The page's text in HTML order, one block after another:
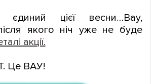
цієї весни…Вау,
якого ніч уже не буде
акції.
Це ВАУ!